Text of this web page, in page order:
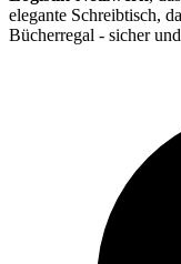
elegante Schreibtisch,
Bücherregal - sicher